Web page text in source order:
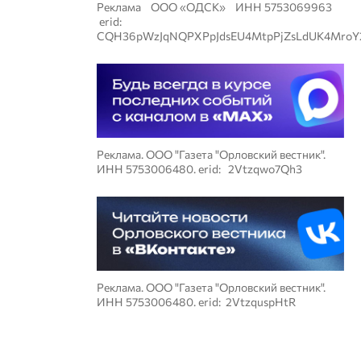
Реклама ООО «ОДСК» ИНН 5753069963
erid:
Реклама. ООО "Газета "Орловский вестник".
ИНН 5753006480. erid: 2Vtzqwo7Qh3
Реклама. ООО "Газета "Орловский вестник".
ИНН 5753006480. erid: 2VtzquspHtR